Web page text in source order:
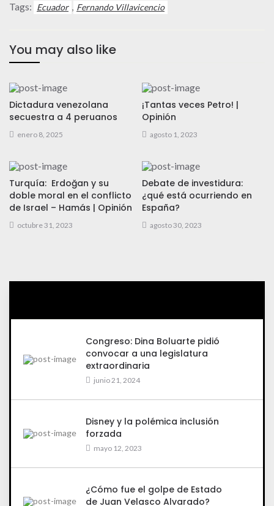
Tags: Ecuador , Fernando Villavicencio
You may also like
Dictadura venezolana
secuestra a 4 peruanos
enero 8, 2025
¡Tantas veces Petro! |
Opinión
agosto 1, 2023
Turquía: Erdoğan y su
doble moral en el conflicto
de Israel – Hamás | Opinión
octubre 31, 2023
Debate de investidura:
¿qué está ocurriendo en
España?
agosto 30, 2023
Congreso: Dina Boluarte pidió
convocar a una legislatura
extraordinaria
junio 21, 2024
Disney y la polémica inclusión
forzada
mayo 12, 2023
¿Cómo fue el golpe de Estado
de Juan Velasco Alvarado?